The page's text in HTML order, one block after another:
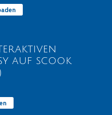
auf scook